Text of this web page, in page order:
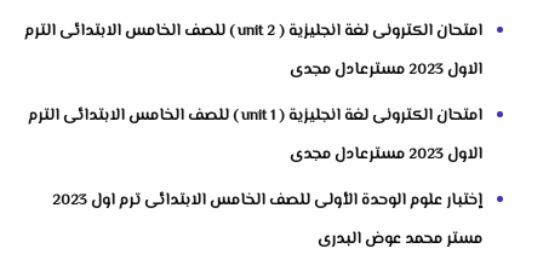
امتحان الكترونى لغة انجليزية ( unit 2 ) للصف الخامس الابتدائى الترم
الاول 2023 مسترعادل مجدى
امتحان الكترونى لغة انجليزية ( unit 1 ) للصف الخامس الابتدائى الترم
الاول 2023 مسترعادل مجدى
إختبار علوم الوحدة الأولى للصف الخامس الابتدائى ترم اول 2023
مستر محمد عوض البدرى